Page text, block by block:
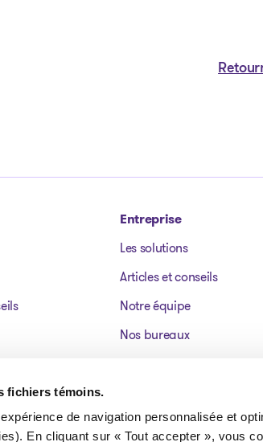
fichiers témoins.
de navigation personnalisée et
En cliquant sur « Tout accepter », vous
Entreprise
Les solutions
Articles et conseils
Notre équipe
Nos bureaux
FAQ